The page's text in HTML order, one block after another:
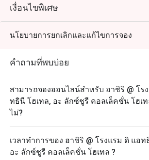
เงื่อนไขพิเศษ
นโยบายการยกเลิกและแก้ไขการจอง
คำถามที่พบบ่อย
สามารถจองออนไลน์สำหรับ ฮาชิริ @ โร
ทธินี โฮเทล, อะ ลักซ์ชูรี คอลเล็คชั่น โฮเ
ไม่?
เวลาทำการของ ฮาชิริ @ โรงแรม ดิ แอท
อะ ลักซ์ชูรี คอลเล็คชั่น โฮเทล ?